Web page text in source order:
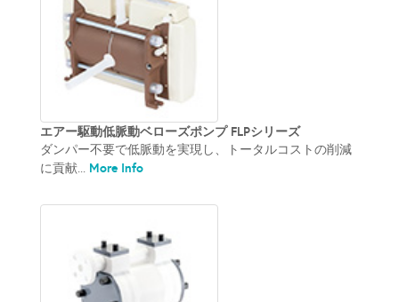
エアー駆動低脈動ベローズポンプ FLPシリーズ
ダンパー不要で低脈動を実現し、トータルコストの削減
に貢献... More Info